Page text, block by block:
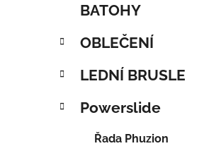
BATOHY
OBLEČENÍ
LEDNÍ BRUSLE
Powerslide
Řada Phuzion